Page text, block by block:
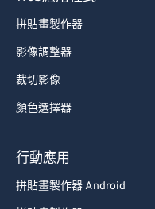
拼貼畫製作器
影像調整器
裁切影像
顏色選擇器
行動應用
拼貼畫製作器 Android